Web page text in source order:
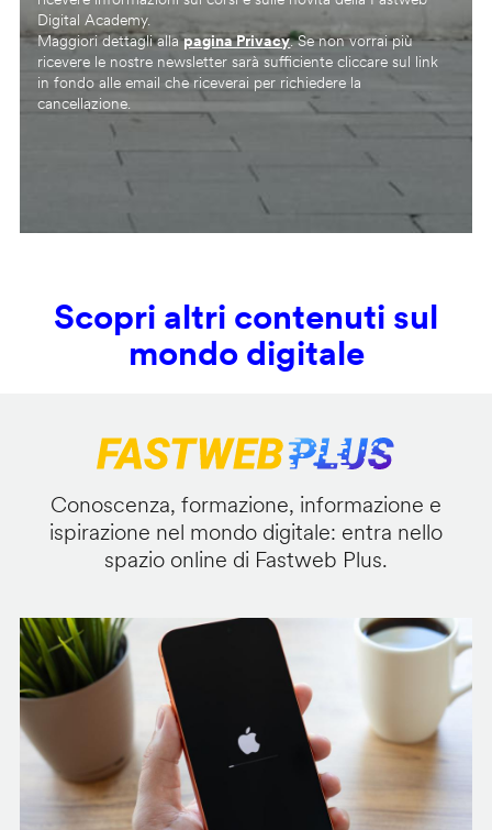
Digital Academy.
Maggiori dettagli allapagina Privacy. Se non vorrai più
ricevere le nostre newsletter sarà sufficiente cliccare sul link
in fondo alle email che riceverai per richiedere la
cancellazione.
Scopri altri contenuti sul
mondo digitale
Conoscenza, formazione, informazione e
ispirazione nel mondo digitale: entra nello
spazio online di Fastweb Plus.